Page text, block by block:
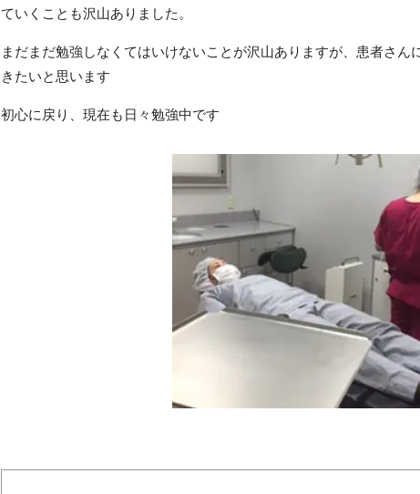
ていくことも沢山ありました。
まだまだ勉強しなくてはいけないことが沢山ありますが、患者さ
きたいと思います
初心に戻り、現在も日々勉強中です